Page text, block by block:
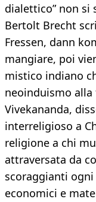
dialettico” non si
Bertolt Brecht
Fressen, dann
mangiare, poi
mistico indiano
neoinduismo alla
Vivekananda,
interreligioso a
religione a chi
attraversata da
scoraggianti
economici e